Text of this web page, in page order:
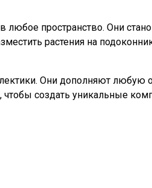
пространство. Они
растения на
Они дополняют любую
создать уникальные